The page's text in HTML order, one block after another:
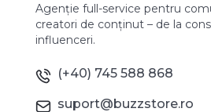
Agenție full-service pentru
creatori de conținut – de la
influenceri.
(+40) 745 588 868
suport@buzzstore.ro